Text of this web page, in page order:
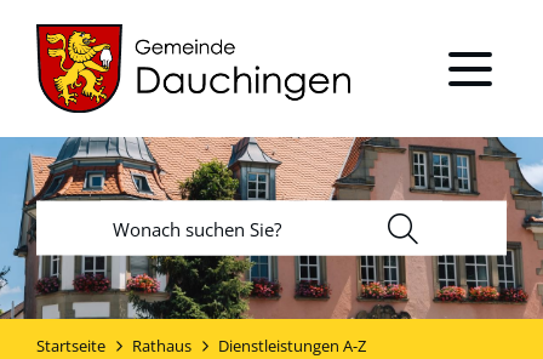
Startseite Rathaus Dienstleistungen A-Z